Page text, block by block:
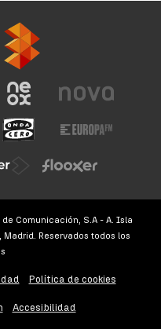
Comunicación, S.A - A. Isla
Madrid. Reservados todos los
Política de cookies
Accesibilidad